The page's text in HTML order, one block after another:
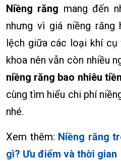
Niềng răng mang đến
nhưng vì giá niềng răng
lệch giữa các loại khí
khoa nên vẫn còn nhiều
niềng răng bao nhiêu tiền
cùng tìm hiểu chi phí
nhé.
Xem thêm: Niềng răng
gì? Ưu điểm và thời gian